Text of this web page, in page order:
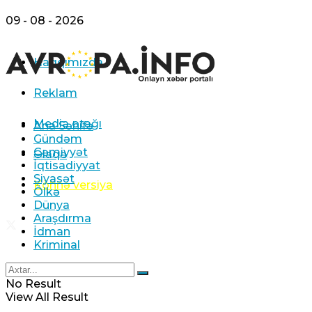
09 - 08 - 2026
Haqqımızda
Reklam
Media otağı
Əlaqə
Köhnə versiya
Ana Səhifə
Gündəm
Cəmiyyət
İqtisadiyyat
Siyasət
Ölkə
Dünya
Araşdırma
İdman
Kriminal
No Result
View All Result